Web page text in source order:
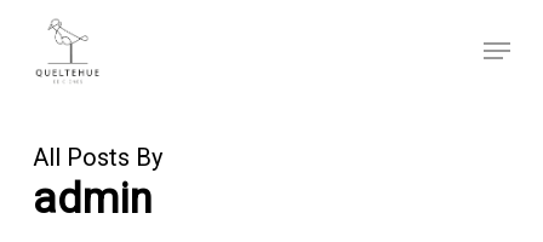
main
Menu
All Posts By
admin